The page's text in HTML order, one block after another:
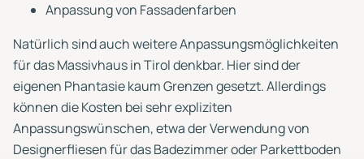
Anpassung von Fassadenfarben
Natürlich sind auch weitere Anpassungsmöglichkeiten
für das Massivhaus in Tirol denkbar. Hier sind der
eigenen Phantasie kaum Grenzen gesetzt. Allerdings
können die Kosten bei sehr expliziten
Anpassungswünschen, etwa der Verwendung von
Designerfliesen für das Badezimmer oder Parkettboden